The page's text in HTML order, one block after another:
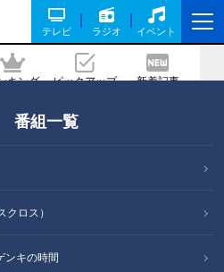
テレビ ラジオ イベント
キング ピックアップ 新着記事
番組一覧
ロス）
ンキの時間
闘記
事に戻る